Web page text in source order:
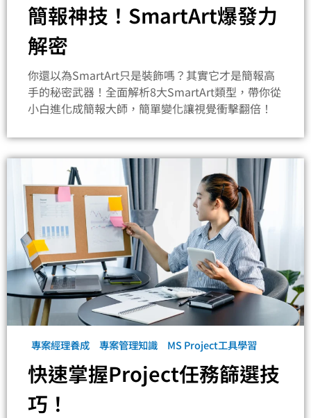
簡報神技！SmartArt爆發力
解密
你還以為SmartArt只是裝飾嗎？其實它才是簡報高
手的秘密武器！全面解析8大SmartArt類型，帶你從
小白進化成簡報大師，簡單變化讓視覺衝擊翻倍！
專案經理養成 專案管理知識 MS Project工具學習
快速掌握Project任務篩選技
巧！